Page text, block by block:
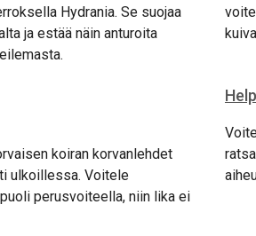
Hydrania. Se suojaa
ja estää näin anturoita
koiran korvanlehdet
ulkoillessa. Voitele
perusvoiteella, niin lika ei